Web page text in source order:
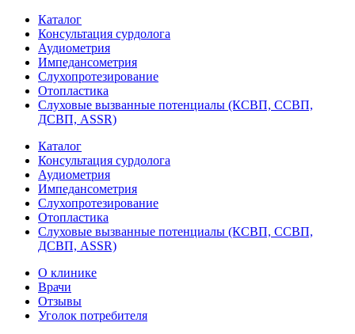
Каталог
Консультация сурдолога
Аудиометрия
Импедансометрия
Слухопротезирование
Отопластика
Слуховые вызванные потенциалы (КСВП, ССВП,
ДСВП, ASSR)
Каталог
Консультация сурдолога
Аудиометрия
Импедансометрия
Слухопротезирование
Отопластика
Слуховые вызванные потенциалы (КСВП, ССВП,
ДСВП, ASSR)
О клинике
Врачи
Отзывы
Уголок потребителя